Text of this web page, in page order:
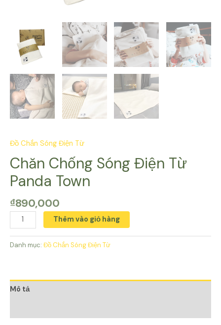
Đồ Chắn Sóng Điện Từ
Chăn Chống Sóng Điện Từ
Panda Town
₫890,000
Chăn
Chống
Sóng
Town
Thêm vào giỏ hàng
Danh mục: Đồ Chắn Sóng Điện Từ
Mô tả